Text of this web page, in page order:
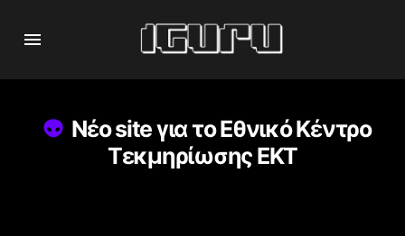
Νέο site για το Εθνικό Κέντρο
Τεκμηρίωσης EKT